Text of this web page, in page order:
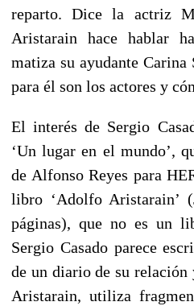
reparto. Dice la actriz
Aristarain hace hablar
matiza su ayudante Carina
para él son los actores y
El interés de Sergio
‘Un lugar en el mundo’,
de Alfonso Reyes para
libro ‘Adolfo Aristarain’
páginas), que no es un
Sergio Casado parece
de un diario de su relación
Aristarain, utiliza